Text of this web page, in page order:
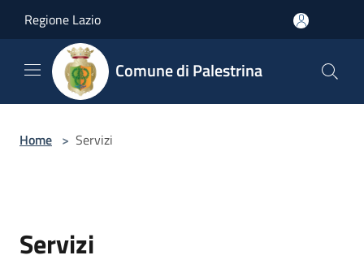
Regione Lazio
Comune di Palestrina
Home > Servizi
Servizi